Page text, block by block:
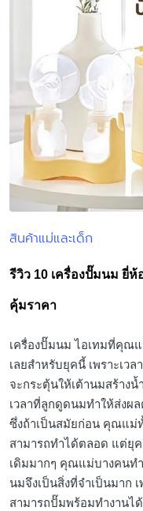
Posted
สินค้าแม่และเด็ก
รีวิว 10 เครื่องปั๊มนม ยี่
คุ้มราคา
เครื่องปั๊มนม ไอเทมที่คุณ
เลยสำหรับยุคนี้ เพราะเว
จะกระตุ้นให้เต้านมสร้าง
เวลาที่ลูกดูดนมทำให้ส่งผ
ซึ่งถ้าเป็นสมัยก่อน คุณแม่
สามารถทำได้ตลอด แต่ยุ
เดิมมากๆ คุณแม่บางคนท
นมจึงเป็นสิ่งที่จำเป็นมาก
สามารถปั๊มพร้อมทำงานไ